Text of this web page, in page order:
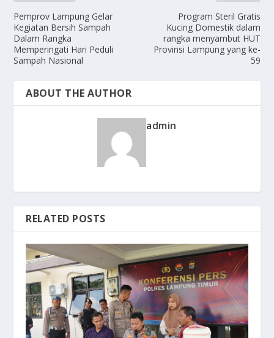
Pemprov Lampung Gelar
Kegiatan Bersih Sampah
Dalam Rangka
Memperingati Hari Peduli
Sampah Nasional
Program Steril Gratis
Kucing Domestik dalam
rangka menyambut HUT
Provinsi Lampung yang ke-
59
ABOUT THE AUTHOR
admin
RELATED POSTS